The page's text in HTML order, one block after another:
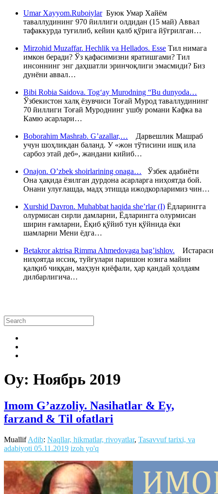
Umar Xayyom.RuboiylarБуюк Умар Хайём
таваллудининг 970 йиллиги олдидан (15 май) Аввал
тафаккурда туғилиб, кейин қалб қўрига йўғрилган…
Mirzohid Muzaffar. Hechlik va Hellados. Esse Тил нимага
имкон беради? Ўз қафасимизни яратишгами? Тил
инсоннинг энг даҳшатли эринчоқлиги эмасмиди? Биз
дунёни аввал…
Bibi Robia Saidova. Tog‘ay Murodning “Bu dunyoda…
Ўзбекистон халқ ёзувчиси Тоғай Мурод таваллудининг
70 йиллиги Тоғай Муроднинг ушбу романи Кафка ва
Камю асарлари…
Boborahim Mashrab. G’azallar,… Дарвешлик Машраб
учун шоҳликдан баланд. У «жон тўтисини ишқ ила
сарбоз этай деб», жандани кийиб…
Onajon. O’zbek shoirlarining onaga… Ўзбек адабиёти
Она ҳақида ёзилган дурдона асарларга ниҳоятда бой.
Онани улуғлашда, мадҳ этишда ижодкорларимиз чин…
Xurshid Davron. Muhabbat haqida she’rlar (I) Ёдларингга
олурмисан сирли дамларни, Ёдларингга олурмисан
ширин ғамларни, Ёқиб қўйиб тун қўйнида ёки
шамларни Мени ёдга…
Betakror aktrisa Rimma Ahmedovaga bag’ishlov. Истараси
ниҳоятда иссиқ, туйғулари паришон юзига майин
қалқиб чиққан, маҳзун қиёфали, ҳар қандай ҳолдаям
дилбарлигича…
Oy: Ноябрь 2019
Imom G’azzoliy. Nasihatlar & Ey,
farzand & Til ofatlari
MuallifAdib: Naqllar, hikmatlar, rivoyatlar, Tasavvuf tarixi, va
adabiyoti 05.11.2019 izoh yo'q